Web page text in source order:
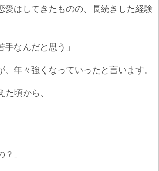
愛はしてきたものの、長続きした経験
手なんだと思う」
、年々強くなっていったと言います。
た頃から、
？」